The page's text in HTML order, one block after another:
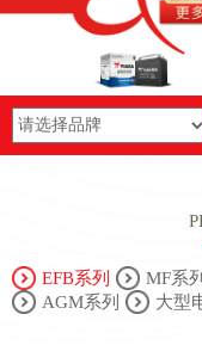
EFB系列 MF系列
AGM系列
大型